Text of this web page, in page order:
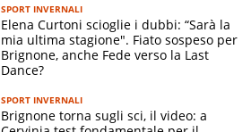
SPORT INVERNALI
Elena Curtoni scioglie i dubbi: “Sarà la
mia ultima stagione". Fiato sospeso per
Brignone, anche Fede verso la Last
Dance?
SPORT INVERNALI
Brignone torna sugli sci, il video: a